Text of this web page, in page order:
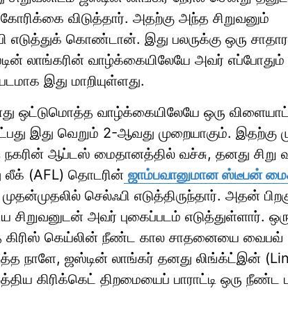
விடுத்தார். அதற்கு அந்த சிறுவனும்
எடுத்துக் கொண்டான். இது பலருக்கு ஒரு
லாங்கரின் வாழ்க்கையிலேயே அவர்
இது மாறியுள்ளது.
ஒட்டுமொத்த வாழ்க்கையிலேயே ஒரு
இது வெறும் 2-ஆவது முறையாகும். இதற்கு
ஆப்டஸ் மைதானத்தில் வச்சு, தனது சிறு
லீக் (AFL) தொடரின் ஜாம்பவானுமான ஸ்டீபன்
செல்ஃபி எடுத்திருந்தார். அதன்
அவர் புகைப்படம் எடுத்துள்ளார்.
கிரிஸ் கெய்லின் நீண்ட கால சாதனையை வைபவ்
நாளே, ஜஸ்டின் லாங்கர் தனது லிங்க்ட்இன்
கிரிக்கெட் திறமையைப் பாராட்டி ஒரு நீண்ட